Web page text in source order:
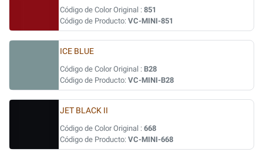
Código de Color Original : 851
Código de Producto: VC-MINI-851
ICE BLUE
Código de Color Original : B28
Código de Producto: VC-MINI-B28
JET BLACK II
Código de Color Original : 668
Código de Producto: VC-MINI-668